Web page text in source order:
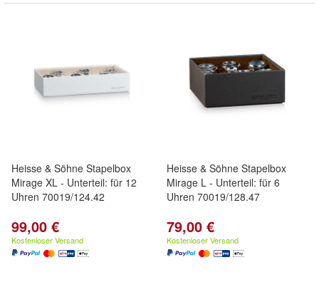
Heisse & Söhne Stapelbox
Mirage XL - Unterteil: für 12
Uhren 70019/124.42
99,00 €
Kostenloser Versand
Heisse & Söhne Stapelbox
Mirage L - Unterteil: für 6
Uhren 70019/128.47
79,00 €
Kostenloser Versand